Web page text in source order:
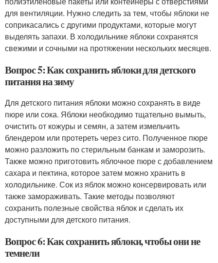
для вентиляции. Нужно следить за тем, чтобы яблоки не
соприкасались с другими продуктами, которые могут
выделять запахи. В холодильнике яблоки сохранятся
свежими и сочными на протяжении нескольких месяцев.
Вопрос 5: Как сохранить яблоки для детского
питания на зиму
Для детского питания яблоки можно сохранять в виде
пюре или сока. Яблоки необходимо тщательно вымыть,
очистить от кожуры и семян, а затем измельчить
блендером или протереть через сито. Полученное пюре
можно разложить по стерильным банкам и заморозить.
Также можно приготовить яблочное пюре с добавлением
сахара и пектина, которое затем можно хранить в
холодильнике. Сок из яблок можно консервировать или
также замораживать. Такие методы позволяют
сохранить полезные свойства яблок и сделать их
доступными для детского питания.
Вопрос 6: Как сохранить яблоки, чтобы они не
темнели